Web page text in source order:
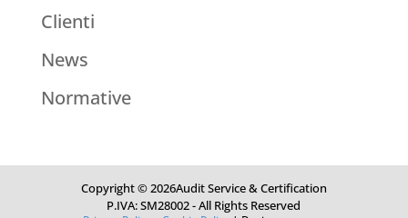
Clienti
News
Normative
Copyright © 2026Audit Service & Certification
P.IVA: SM28002 - All Rights Reserved